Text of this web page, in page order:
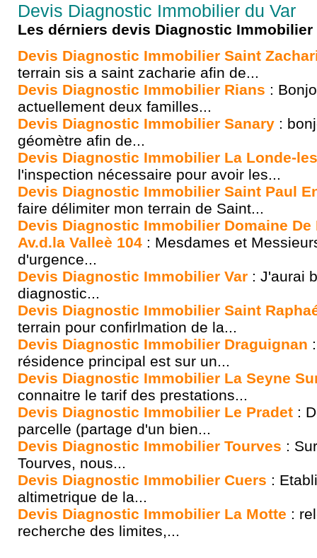
Devis Diagnostic Immobilier du Var
Les dérniers devis Diagnostic
Devis Diagnostic Immobilier Saint
terrain sis a saint zacharie afin de...
Devis Diagnostic Immobilier Rians :
actuellement deux familles...
Devis Diagnostic Immobilier Sanary :
géomètre afin de...
Devis Diagnostic Immobilier La Londe-
l'inspection nécessaire pour avoir les...
Devis Diagnostic Immobilier Saint Paul
faire délimiter mon terrain de Saint...
Devis Diagnostic Immobilier Domaine De
Av.d.la Valleè 104 : Mesdames et
d'urgence...
Devis Diagnostic Immobilier Var : J'aurai
diagnostic...
Devis Diagnostic Immobilier Saint
terrain pour confirlmation de la...
Devis Diagnostic Immobilier Draguignan
résidence principal est sur un...
Devis Diagnostic Immobilier La Seyne
connaitre le tarif des prestations...
Devis Diagnostic Immobilier Le Pradet :
parcelle (partage d'un bien...
Devis Diagnostic Immobilier Tourves :
Tourves, nous...
Devis Diagnostic Immobilier Cuers :
altimetrique de la...
Devis Diagnostic Immobilier La Motte :
recherche des limites,...